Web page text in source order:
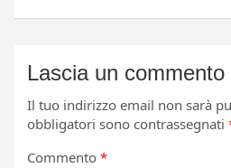
Lascia un commento
Il tuo indirizzo email non sarà
obbligatori sono contrassegnati
Commento *